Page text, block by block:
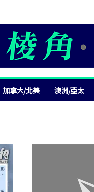
加拿大/北美 澳洲/亞太